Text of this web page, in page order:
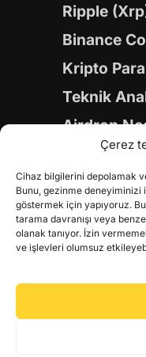
Çerez
Cihaz bilgilerini depolamak
Bunu, gezinme
göstermek için yapıyoruz.
tarama davranışı veya
olanak tanıyor. İzin
ve işlevleri olumsuz
Ripple
Binance
Kripto
Teknik
Airdrop
Layer 1
Layer 2
Yapay
Gaming
RWA